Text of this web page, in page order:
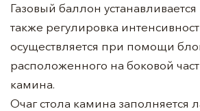
Газовый баллон устанавливается
также регулировка
осуществляется при помощи
расположенного на боковой
камина.
Очаг стола камина заполняется